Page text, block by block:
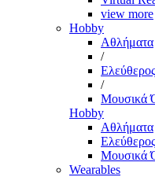
view more
Hobby
Αθλήματα
/
/
Μουσικά
Hobby
Αθλήματα
Μουσικά
Wearables